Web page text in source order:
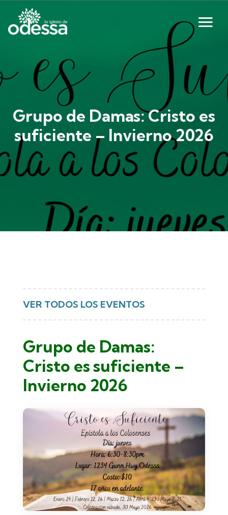
Grupo de Damas: Cristo es
suficiente – Invierno 2026
VER TODOS LOS EVENTOS
Grupo de Damas:
Cristo es suficiente –
Invierno 2026